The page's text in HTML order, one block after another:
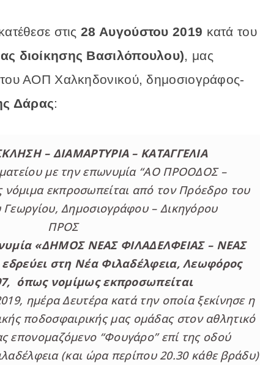
στις28 Αυγούστου 2019 κατά του
διοίκησης Βασιλόπουλου), μας
ΑΟΠ Χαλκηδονικού, δημοσιογράφος-
Δάρας:
– ΔΙΑΜΑΡΤΥΡΙΑ – ΚΑΤΑΓΓΕΛΙΑ
με την επωνυμία “ΑΟ ΠΡΟΟΔΟΣ –
εκπροσωπείται από τον Πρόεδρο του
Δημοσιογράφου – Δικηγόρου
ΠΡΟΣ
«ΔΗΜΟΣ ΝΕΑΣ ΦΙΛΑΔΕΛΦΕΙΑΣ – ΝΕΑΣ
στη Νέα Φιλαδέλφεια, Λεωφόρος
όπως νομίμως εκπροσωπείται
ημέρα Δευτέρα κατά την οποία ξεκίνησε η
ποδοσφαιρικής μας ομάδας στον αθλητικό
επονομαζόμενο “Φουγάρο” επί της οδού
(και ώρα περίπου 20.30 κάθε βράδυ)